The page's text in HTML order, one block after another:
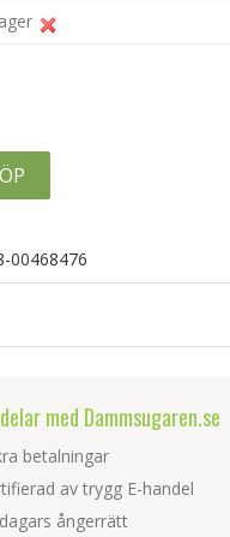
00468476
med Dammsugaren.se
betalningar
av trygg E-handel
ångerrätt